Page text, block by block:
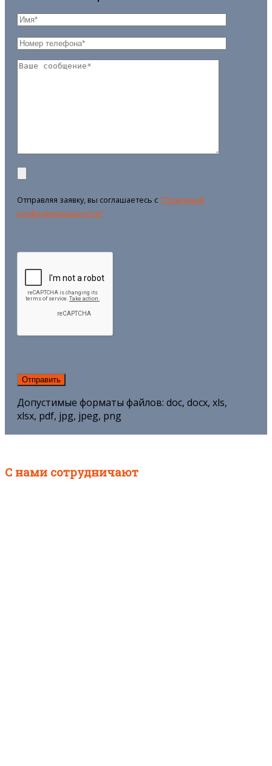
Отправляя заявку, вы соглашаетесь с "Политикой
конфиденциальности"
Допустимые форматы файлов: doc, docx, xls,
xlsx, pdf, jpg, jpeg, png
С нами сотрудничают